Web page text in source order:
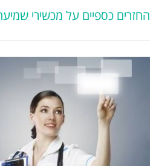
החזרים כספיים על מכשירי